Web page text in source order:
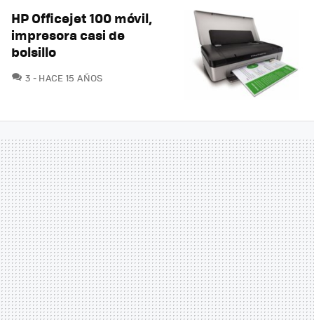
HP Officejet 100 móvil,
impresora casi de
bolsillo
3 COMENTARIOS
HACE 15 AÑOS